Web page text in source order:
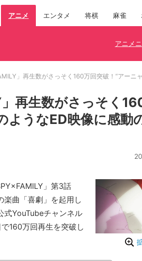
アニメ エンタメ 将棋 麻雀
アニメ
」再生数がさっそく160万回突破！“アーニ
再生数がさっそく
ようなED映像に感動
」第3話
楽曲「喜劇」を起用し
式YouTubeチャンネル
160万回再生を突破し